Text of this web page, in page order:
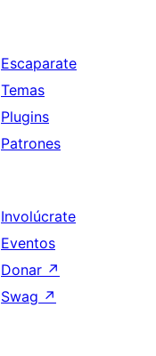
Escaparate
Temas
Plugins
Patrones
Involúcrate
Eventos
Donar ↗
Swag ↗